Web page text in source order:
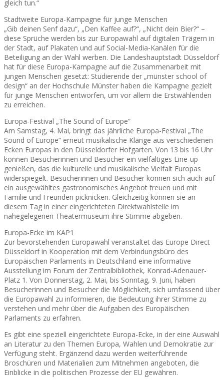
gleich tun.“
Stadtweite Europa-Kampagne für junge Menschen
„Gib deinen Senf dazu“, „Den Kaffee auf?“, „Nicht dein Bier?“ –
diese Sprüche werden bis zur Europawahl auf digitalen Trägern in
der Stadt, auf Plakaten und auf Social-Media-Kanälen für die
Beteiligung an der Wahl werben. Die Landeshauptstadt Düsseldorf
hat für diese Europa-Kampagne auf die Zusammenarbeit mit
jungen Menschen gesetzt: Studierende der „münster school of
design“ an der Hochschule Münster haben die Kampagne gezielt
für junge Menschen entworfen, um vor allem die Erstwählenden
zu erreichen.
Europa-Festival „The Sound of Europe“
Am Samstag, 4. Mai, bringt das jährliche Europa-Festival „The
Sound of Europe“ erneut musikalische Klänge aus verschiedenen
Ecken Europas in den Düsseldorfer Hofgarten. Von 13 bis 16 Uhr
können Besucherinnen und Besucher ein vielfältiges Line-up
genießen, das die kulturelle und musikalische Vielfalt Europas
widerspiegelt. Besucherinnen und Besucher können sich auch auf
ein ausgewähltes gastronomisches Angebot freuen und mit
Familie und Freunden picknicken. Gleichzeitig können sie an
diesem Tag in einer eingerichteten Direktwahlstelle im
nahegelegenen Theatermuseum ihre Stimme abgeben.
Europa-Ecke im KAP1
Zur bevorstehenden Europawahl veranstaltet das Europe Direct
Düsseldorf in Kooperation mit dem Verbindungsbüro des
Europäischen Parlaments in Deutschland eine informative
Ausstellung im Forum der Zentralbibliothek, Konrad-Adenauer-
Platz 1. Von Donnerstag, 2. Mai, bis Sonntag, 9. Juni, haben
Besucherinnen und Besucher die Möglichkeit, sich umfassend über
die Europawahl zu informieren, die Bedeutung ihrer Stimme zu
verstehen und mehr über die Aufgaben des Europäischen
Parlaments zu erfahren.
Es gibt eine speziell eingerichtete Europa-Ecke, in der eine Auswahl
an Literatur zu den Themen Europa, Wahlen und Demokratie zur
Verfügung steht. Ergänzend dazu werden weiterführende
Broschüren und Materialien zum Mitnehmen angeboten, die
Einblicke in die politischen Prozesse der EU gewähren.